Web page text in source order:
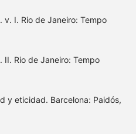
v. I. Rio de Janeiro: Tempo
II. Rio de Janeiro: Tempo
y eticidad. Barcelona: Paidós,